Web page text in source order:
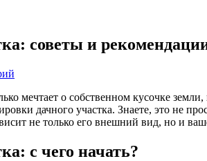
советы и
мечтает о собственном кусочке
дачного участка. Знаете, это не
не только его внешний вид, но и
с чего начать?